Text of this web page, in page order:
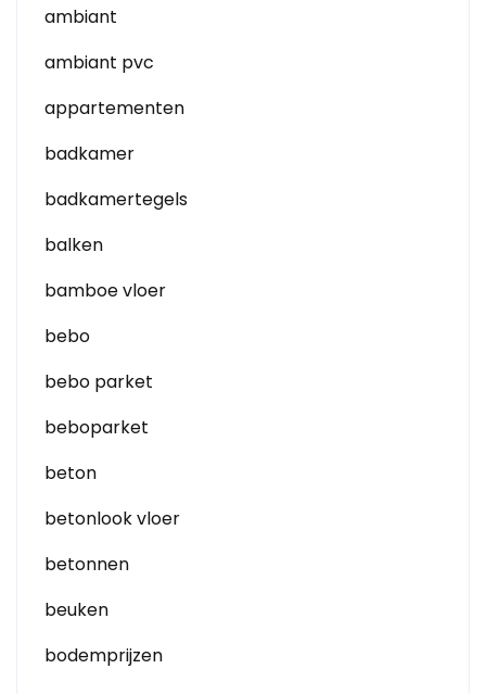
ambiant
ambiant pvc
appartementen
badkamer
badkamertegels
balken
bamboe vloer
bebo
bebo parket
beboparket
beton
betonlook vloer
betonnen
beuken
bodemprijzen